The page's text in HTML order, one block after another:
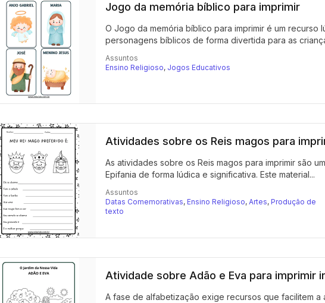
Jogo da memória bíblico para imprimir
O Jogo da memória bíblico para imprimir é um
personagens bíblicos de forma divertida para as
Assuntos
Ensino Religioso, Jogos Educativos
Atividades sobre os Reis magos para
As atividades sobre os Reis magos para imprimir são
Epifania de forma lúdica e significativa. Este material...
Assuntos
Datas Comemorativas, Ensino Religioso, Artes, Produção de
texto
Atividade sobre Adão e Eva para imprimir
A fase de alfabetização exige recursos que facilitem